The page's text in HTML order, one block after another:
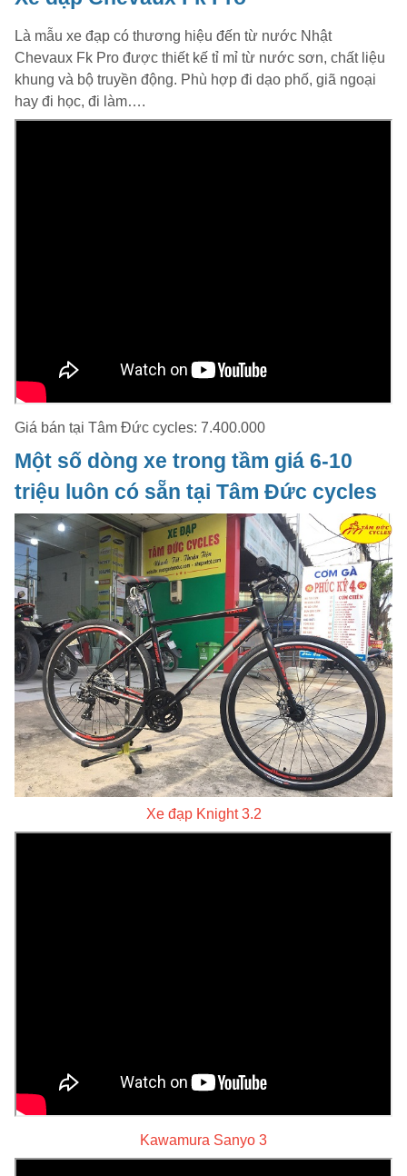
Là mẫu xe đạp có thương hiệu đến từ nước Nhật
Chevaux Fk Pro được thiết kế tỉ mỉ từ nước sơn, chất liệu
khung và bộ truyền động. Phù hợp đi dạo phố, giã ngoại
hay đi học, đi làm….
Giá bán tại Tâm Đức cycles: 7.400.000
Một số dòng xe trong tầm giá 6-10
triệu luôn có sẵn tại Tâm Đức cycles
Xe đạp Knight 3.2
Kawamura Sanyo 3